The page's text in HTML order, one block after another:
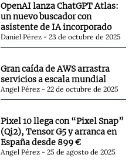
OpenAI lanza ChatGPT Atlas:
un nuevo buscador con
asistente de IA incorporado
Daniel Pérez 23 de octubre de 2025
Gran caída de AWS arrastra
servicios a escala mundial
Angel Pérez 22 de octubre de 2025
Pixel 10 llega con “Pixel Snap”
(Qi2), Tensor G5 y arranca en
España desde 899 €
Angel Pérez 25 de agosto de 2025